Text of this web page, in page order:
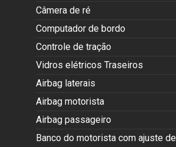
Câmera de ré
Computador de bordo
Controle de tração
Vidros elétricos Traseiros
Airbag laterais
Airbag motorista
Airbag passageiro
Banco do motorista com ajuste de